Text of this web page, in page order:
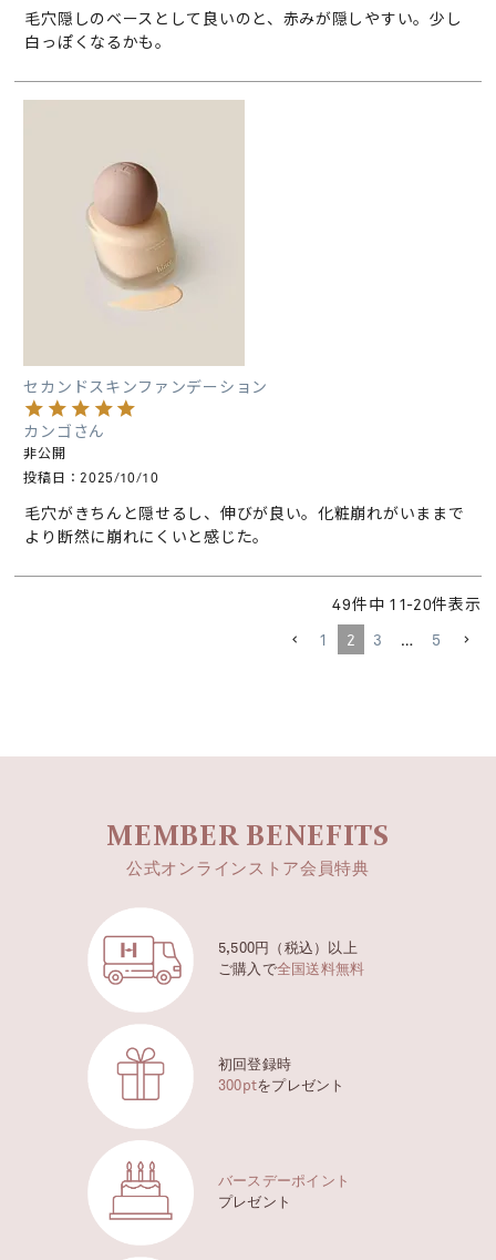
毛穴隠しのベースとして良いのと、赤みが隠しやすい。少し
白っぽくなるかも。
セカンドスキンファンデーション
カンゴ
非公開
投稿日
2025/10/10
毛穴がきちんと隠せるし、伸びが良い。化粧崩れがいままで
より断然に崩れにくいと感じた。
49件中 11-20件表示
1
2 3 … 5
MEMBER BENEFITS
公式オンラインストア会員特典
5,500円（税込）以上
ご購入で全国送料無料
初回登録時
300ptをプレゼント
バースデーポイント
プレゼント